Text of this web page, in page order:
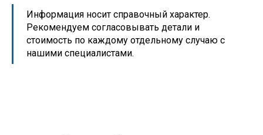
Информация носит справочный характер.
Рекомендуем согласовывать детали и
стоимость по каждому отдельному случаю с
нашими специалистами.